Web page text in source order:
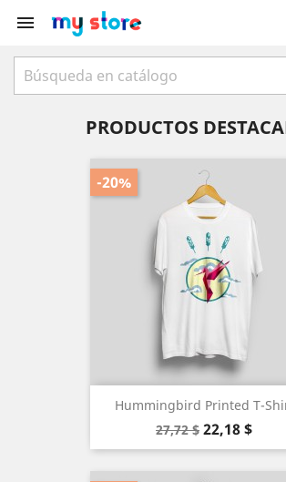

PRODUCTOS
Hummingbird Printed T-
Precio
base
27,72 $ Precio
22,18 $
-20%